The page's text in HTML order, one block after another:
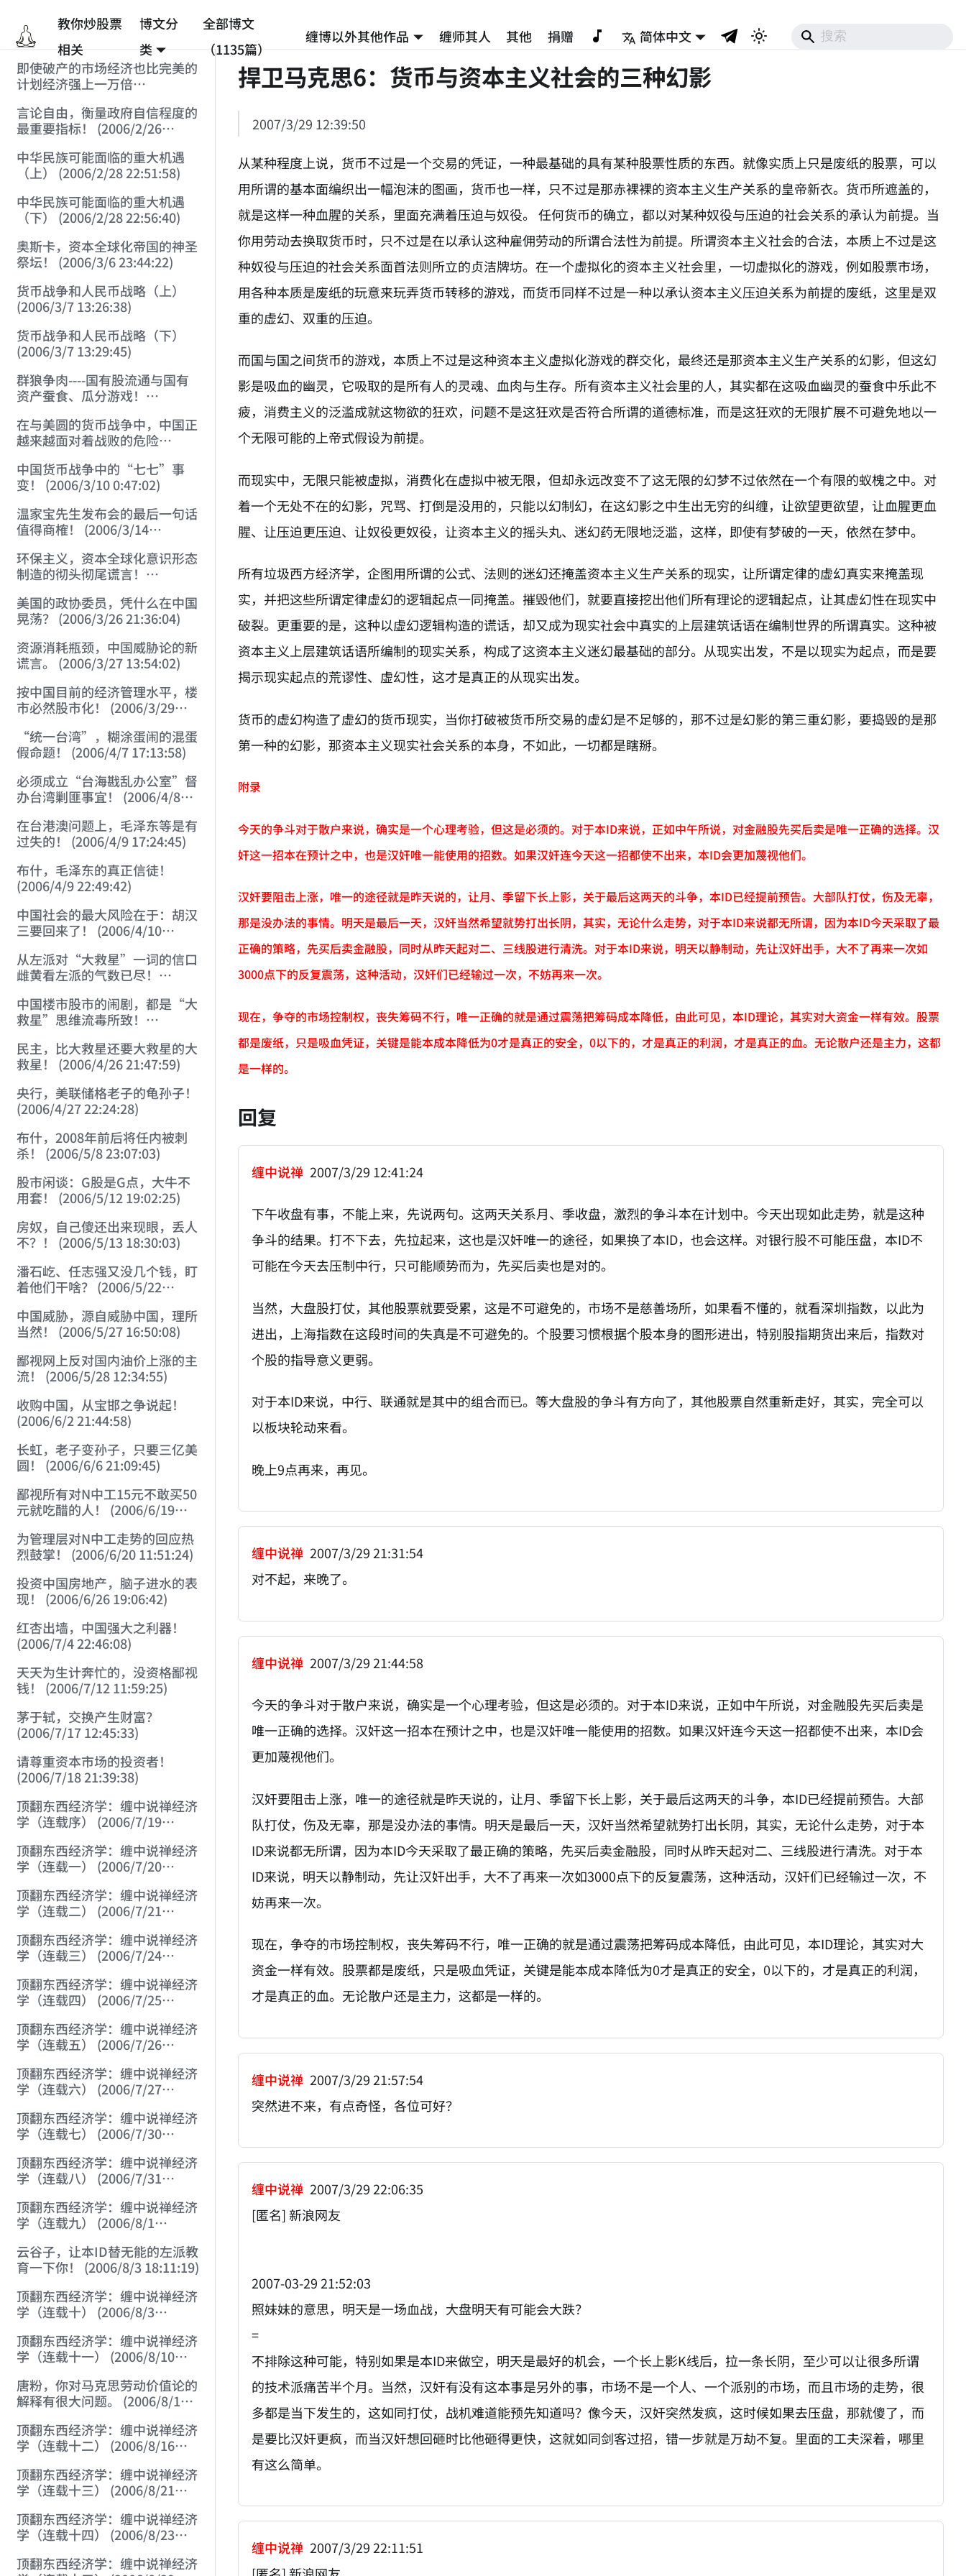
教你炒股票
相关
博文分
类
全部博文
（1135篇）
缠博以外其他作品 缠师其人 其他 捐赠
简体中文
即使破产的市场经济也比完美的
计划经济强上一万倍
言论自由，衡量政府自信程度的
最重要指标！ (2006/2/26
中华民族可能面临的重大机遇
（上） (2006/2/28 22:51:58)
中华民族可能面临的重大机遇
（下） (2006/2/28 22:56:40)
奥斯卡，资本全球化帝国的神圣
祭坛！ (2006/3/6 23:44:22)
货币战争和人民币战略（上）
(2006/3/7 13:26:38)
货币战争和人民币战略（下）
(2006/3/7 13:29:45)
群狼争肉----国有股流通与国有
资产蚕食、瓜分游戏！
在与美圆的货币战争中，中国正
越来越面对着战败的危险
中国货币战争中的“七七”事
变！ (2006/3/10 0:47:02)
温家宝先生发布会的最后一句话
值得商榷！ (2006/3/14
环保主义，资本全球化意识形态
制造的彻头彻尾谎言！
美国的政协委员，凭什么在中国
晃荡？ (2006/3/26 21:36:04)
资源消耗瓶颈，中国威胁论的新
谎言。 (2006/3/27 13:54:02)
按中国目前的经济管理水平，楼
市必然股市化！ (2006/3/29
“统一台湾”，糊涂蛋闹的混蛋
假命题！ (2006/4/7 17:13:58)
必须成立“台海戡乱办公室”督
办台湾剿匪事宜！ (2006/4/8
在台港澳问题上，毛泽东等是有
过失的！ (2006/4/9 17:24:45)
布什，毛泽东的真正信徒！
(2006/4/9 22:49:42)
中国社会的最大风险在于：胡汉
三要回来了！ (2006/4/10
从左派对“大救星”一词的信口
雌黄看左派的气数已尽！
中国楼市股市的闹剧，都是“大
救星”思维流毒所致！
民主，比大救星还要大救星的大
救星！ (2006/4/26 21:47:59)
央行，美联储格老子的龟孙子！
(2006/4/27 22:24:28)
布什，2008年前后将任内被刺
杀！ (2006/5/8 23:07:03)
股市闲谈：G股是G点，大牛不
用套！ (2006/5/12 19:02:25)
房奴，自己傻还出来现眼，丢人
不？！ (2006/5/13 18:30:03)
潘石屹、任志强又没几个钱，盯
着他们干啥？ (2006/5/22
中国威胁，源自威胁中国，理所
当然！ (2006/5/27 16:50:08)
鄙视网上反对国内油价上涨的主
流！ (2006/5/28 12:34:55)
收购中国，从宝邯之争说起！
(2006/6/2 21:44:58)
长虹，老子变孙子，只要三亿美
圆！ (2006/6/6 21:09:45)
鄙视所有对N中工15元不敢买50
元就吃醋的人！ (2006/6/19
为管理层对N中工走势的回应热
烈鼓掌！ (2006/6/20 11:51:24)
投资中国房地产，脑子进水的表
现！ (2006/6/26 19:06:42)
红杏出墙，中国强大之利器！
(2006/7/4 22:46:08)
天天为生计奔忙的，没资格鄙视
钱！ (2006/7/12 11:59:25)
茅于轼，交换产生财富？
(2006/7/17 12:45:33)
请尊重资本市场的投资者！
(2006/7/18 21:39:38)
顶翻东西经济学：缠中说禅经济
学（连载序） (2006/7/19
顶翻东西经济学：缠中说禅经济
学（连载一） (2006/7/20
顶翻东西经济学：缠中说禅经济
学（连载二） (2006/7/21
顶翻东西经济学：缠中说禅经济
学（连载三） (2006/7/24
顶翻东西经济学：缠中说禅经济
学（连载四） (2006/7/25
顶翻东西经济学：缠中说禅经济
学（连载五） (2006/7/26
顶翻东西经济学：缠中说禅经济
学（连载六） (2006/7/27
顶翻东西经济学：缠中说禅经济
学（连载七） (2006/7/30
顶翻东西经济学：缠中说禅经济
学（连载八） (2006/7/31
顶翻东西经济学：缠中说禅经济
学（连载九） (2006/8/1
云谷子，让本ID替无能的左派教
育一下你！ (2006/8/3 18:11:19)
顶翻东西经济学：缠中说禅经济
学（连载十） (2006/8/3
顶翻东西经济学：缠中说禅经济
学（连载十一） (2006/8/10
唐粉，你对马克思劳动价值论的
解释有很大问题。 (2006/8/14
顶翻东西经济学：缠中说禅经济
学（连载十二） (2006/8/16
顶翻东西经济学：缠中说禅经济
学（连载十三） (2006/8/21
顶翻东西经济学：缠中说禅经济
学（连载十四） (2006/8/23
顶翻东西经济学：缠中说禅经济
捍卫马克思6：货币与资本主义社会的三种幻影
2007/3/29 12:39:50
从某种程度上说，货币不过是一个交易的凭证，一种最基础的具有某种股票性质的东西。就像实质上只是废纸的股票，可以
用所谓的基本面编织出一幅泡沫的图画，货币也一样，只不过是那赤裸裸的资本主义生产关系的皇帝新衣。货币所遮盖的，
就是这样一种血腥的关系，里面充满着压迫与奴役。 任何货币的确立，都以对某种奴役与压迫的社会关系的承认为前提。当
你用劳动去换取货币时，只不过是在以承认这种雇佣劳动的所谓合法性为前提。所谓资本主义社会的合法，本质上不过是这
种奴役与压迫的社会关系面首法则所立的贞洁牌坊。在一个虚拟化的资本主义社会里，一切虚拟化的游戏，例如股票市场，
用各种本质是废纸的玩意来玩弄货币转移的游戏，而货币同样不过是一种以承认资本主义压迫关系为前提的废纸，这里是双
重的虚幻、双重的压迫。
而国与国之间货币的游戏，本质上不过是这种资本主义虚拟化游戏的群交化，最终还是那资本主义生产关系的幻影，但这幻
影是吸血的幽灵，它吸取的是所有人的灵魂、血肉与生存。所有资本主义社会里的人，其实都在这吸血幽灵的蚕食中乐此不
疲，消费主义的泛滥成就这物欲的狂欢，问题不是这狂欢是否符合所谓的道德标准，而是这狂欢的无限扩展不可避免地以一
个无限可能的上帝式假设为前提。
而现实中，无限只能被虚拟，消费化在虚拟中被无限，但却永远改变不了这无限的幻梦不过依然在一个有限的蚁槐之中。对
着一个无处不在的幻影，咒骂、打倒是没用的，只能以幻制幻，在这幻影之中生出无穷的纠缠，让欲望更欲望，让血腥更血
腥、让压迫更压迫、让奴役更奴役，让资本主义的摇头丸、迷幻药无限地泛滥，这样，即使有梦破的一天，依然在梦中。
所有垃圾西方经济学，企图用所谓的公式、法则的迷幻还掩盖资本主义生产关系的现实，让所谓定律的虚幻真实来掩盖现
实，并把这些所谓定律虚幻的逻辑起点一同掩盖。摧毁他们，就要直接挖出他们所有理论的逻辑起点，让其虚幻性在现实中
破裂。更重要的是，这种以虚幻逻辑构造的谎话，却又成为现实社会中真实的上层建筑话语在编制世界的所谓真实。这种被
资本主义上层建筑话语所编制的现实关系，构成了这资本主义迷幻最基础的部分。从现实出发，不是以现实为起点，而是要
揭示现实起点的荒谬性、虚幻性，这才是真正的从现实出发。
货币的虚幻构造了虚幻的货币现实，当你打破被货币所交易的虚幻是不足够的，那不过是幻影的第三重幻影，要捣毁的是那
第一种的幻影，那资本主义现实社会关系的本身，不如此，一切都是瞎掰。
附录
今天的争斗对于散户来说，确实是一个心理考验，但这是必须的。对于本ID来说，正如中午所说，对金融股先买后卖是唯一正确的选择。汉
奸这一招本在预计之中，也是汉奸唯一能使用的招数。如果汉奸连今天这一招都使不出来，本ID会更加蔑视他们。
汉奸要阻击上涨，唯一的途径就是昨天说的，让月、季留下长上影，关于最后这两天的斗争，本ID已经提前预告。大部队打仗，伤及无辜，
那是没办法的事情。明天是最后一天，汉奸当然希望就势打出长阴，其实，无论什么走势，对于本ID来说都无所谓，因为本ID今天采取了最
正确的策略，先买后卖金融股，同时从昨天起对二、三线股进行清洗。对于本ID来说，明天以静制动，先让汉奸出手，大不了再来一次如
3000点下的反复震荡，这种活动，汉奸们已经输过一次，不妨再来一次。
现在，争夺的市场控制权，丧失筹码不行，唯一正确的就是通过震荡把筹码成本降低，由此可见，本ID理论，其实对大资金一样有效。股票
都是废纸，只是吸血凭证，关键是能本成本降低为0才是真正的安全，0以下的，才是真正的利润，才是真正的血。无论散户还是主力，这都
是一样的。
回复
缠中说禅 2007/3/29 12:41:24
下午收盘有事，不能上来，先说两句。这两天关系月、季收盘，激烈的争斗本在计划中。今天出现如此走势，就是这种
争斗的结果。打不下去，先拉起来，这也是汉奸唯一的途径，如果换了本ID，也会这样。对银行股不可能压盘，本ID不
可能在今天去压制中行，只可能顺势而为，先买后卖也是对的。
当然，大盘股打仗，其他股票就要受累，这是不可避免的，市场不是慈善场所，如果看不懂的，就看深圳指数，以此为
进出，上海指数在这段时间的失真是不可避免的。个股要习惯根据个股本身的图形进出，特别股指期货出来后，指数对
个股的指导意义更弱。
对于本ID来说，中行、联通就是其中的组合而已。等大盘股的争斗有方向了，其他股票自然重新走好，其实，完全可以
以板块轮动来看。
晚上9点再来，再见。
缠中说禅 2007/3/29 21:31:54
对不起，来晚了。
缠中说禅 2007/3/29 21:44:58
今天的争斗对于散户来说，确实是一个心理考验，但这是必须的。对于本ID来说，正如中午所说，对金融股先买后卖是
唯一正确的选择。汉奸这一招本在预计之中，也是汉奸唯一能使用的招数。如果汉奸连今天这一招都使不出来，本ID会
更加蔑视他们。
汉奸要阻击上涨，唯一的途径就是昨天说的，让月、季留下长上影，关于最后这两天的斗争，本ID已经提前预告。大部
队打仗，伤及无辜，那是没办法的事情。明天是最后一天，汉奸当然希望就势打出长阴，其实，无论什么走势，对于本
ID来说都无所谓，因为本ID今天采取了最正确的策略，先买后卖金融股，同时从昨天起对二、三线股进行清洗。对于本
ID来说，明天以静制动，先让汉奸出手，大不了再来一次如3000点下的反复震荡，这种活动，汉奸们已经输过一次，不
妨再来一次。
现在，争夺的市场控制权，丧失筹码不行，唯一正确的就是通过震荡把筹码成本降低，由此可见，本ID理论，其实对大
资金一样有效。股票都是废纸，只是吸血凭证，关键是能本成本降低为0才是真正的安全，0以下的，才是真正的利润，
才是真正的血。无论散户还是主力，这都是一样的。
缠中说禅 2007/3/29 21:57:54
突然进不来，有点奇怪，各位可好？
缠中说禅 2007/3/29 22:06:35
[匿名] 新浪网友
2007-03-29 21:52:03
照妹妹的意思，明天是一场血战，大盘明天有可能会大跌？
=
不排除这种可能，特别如果是本ID来做空，明天是最好的机会，一个长上影K线后，拉一条长阴，至少可以让很多所谓
的技术派痛苦半个月。当然，汉奸有没有这本事是另外的事，市场不是一个人、一个派别的市场，而且市场的走势，很
多都是当下发生的，这如同打仗，战机难道能预先知道吗？像今天，汉奸突然发疯，这时候如果去压盘，那就傻了，而
是要比汉奸更疯，而当汉奸想回砸时比他砸得更快，这就如同剑客过招，错一步就是万劫不复。里面的工夫深着，哪里
有这么简单。
缠中说禅 2007/3/29 22:11:51